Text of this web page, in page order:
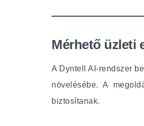
Mérhető üzleti
A Dyntell AI-rendszer
növelésébe. A
biztosítanak.